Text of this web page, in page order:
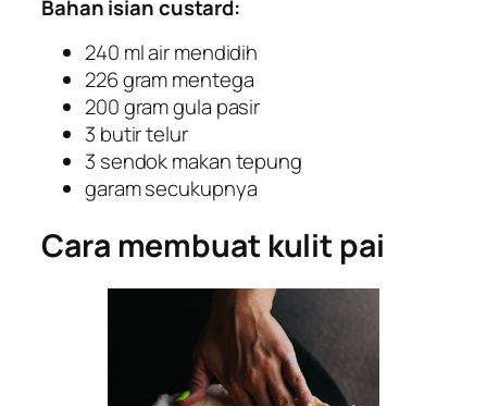
Bahan isiancustard:
240 ml air mendidih
226 gram mentega
200 gram gula pasir
3 butir telur
3 sendok makan tepung
garam secukupnya
Cara membuat kulit pai